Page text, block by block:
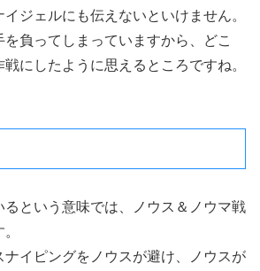
ジェルにも伝えないといけません。
負ってしまっていますから、どこ
にしたように思えるところですね。
るという意味では、ノウス＆ノウマ戦
ナイピングをノウスが避け、ノウスが